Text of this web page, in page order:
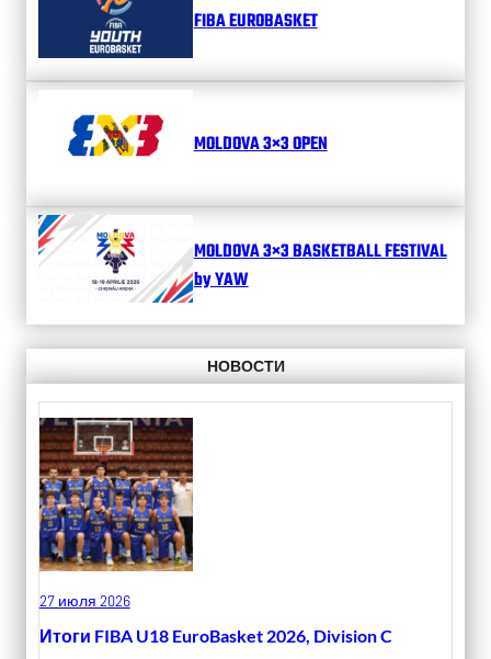
FIBA EUROBASKET
MOLDOVA 3×3 OPEN
MOLDOVA 3×3 BASKETBALL FESTIVAL
by YAW
НОВОСТИ
27 июля 2026
Итоги FIBA U18 EuroBasket 2026, Division C